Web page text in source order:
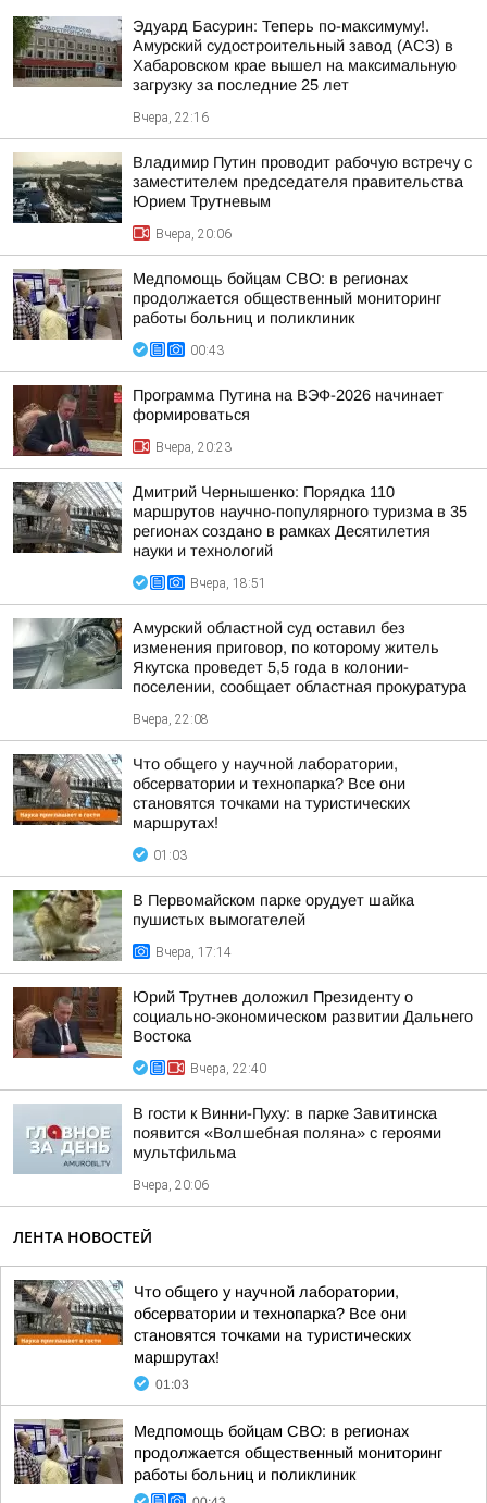
Эдуард Басурин: Теперь по-максимуму!.
Амурский судостроительный завод (АСЗ) в
Хабаровском крае вышел на максимальную
загрузку за последние 25 лет
Вчера, 22:16
Владимир Путин проводит рабочую встречу с
заместителем председателя правительства
Юрием Трутневым
Вчера, 20:06
Медпомощь бойцам СВО: в регионах
продолжается общественный мониторинг
работы больниц и поликлиник
00:43
Программа Путина на ВЭФ-2026 начинает
формироваться
Вчера, 20:23
Дмитрий Чернышенко: Порядка 110
маршрутов научно-популярного туризма в 35
регионах создано в рамках Десятилетия
науки и технологий
Вчера, 18:51
Амурский областной суд оставил без
изменения приговор, по которому житель
Якутска проведет 5,5 года в колонии-
поселении, сообщает областная прокуратура
Вчера, 22:08
Что общего у научной лаборатории,
обсерватории и технопарка? Все они
становятся точками на туристических
маршрутах!
01:03
В Первомайском парке орудует шайка
пушистых вымогателей
Вчера, 17:14
Юрий Трутнев доложил Президенту о
социально-экономическом развитии Дальнего
Востока
Вчера, 22:40
В гости к Винни-Пуху: в парке Завитинска
появится «Волшебная поляна» с героями
мультфильма
Вчера, 20:06
ЛЕНТА НОВОСТЕЙ
Что общего у научной лаборатории,
обсерватории и технопарка? Все они
становятся точками на туристических
маршрутах!
01:03
Медпомощь бойцам СВО: в регионах
продолжается общественный мониторинг
работы больниц и поликлиник